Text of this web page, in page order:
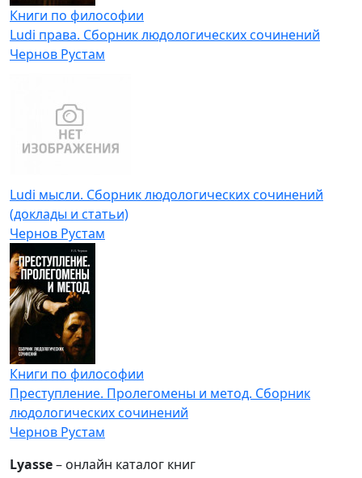
Книги по философии
Ludi права. Сборник людологических сочинений
Чернов Рустам
Ludi мысли. Сборник людологических сочинений
(доклады и статьи)
Чернов Рустам
Книги по философии
Преступление. Пролегомены и метод. Сборник
людологических сочинений
Чернов Рустам
Lyasse– онлайн каталог книг